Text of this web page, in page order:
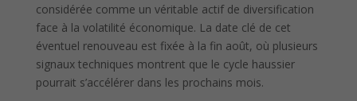
considérée comme un véritable actif de diversification
face à la volatilité économique. La date clé de cet
éventuel renouveau est fixée à la fin août, où plusieurs
signaux techniques montrent que le cycle haussier
pourrait s’accélérer dans les prochains mois.